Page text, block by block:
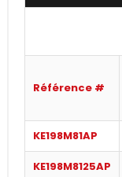
Référence #
KE198M81AP
KE198M8125AP